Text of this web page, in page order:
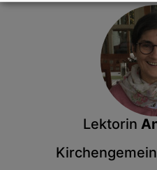
Lektorin